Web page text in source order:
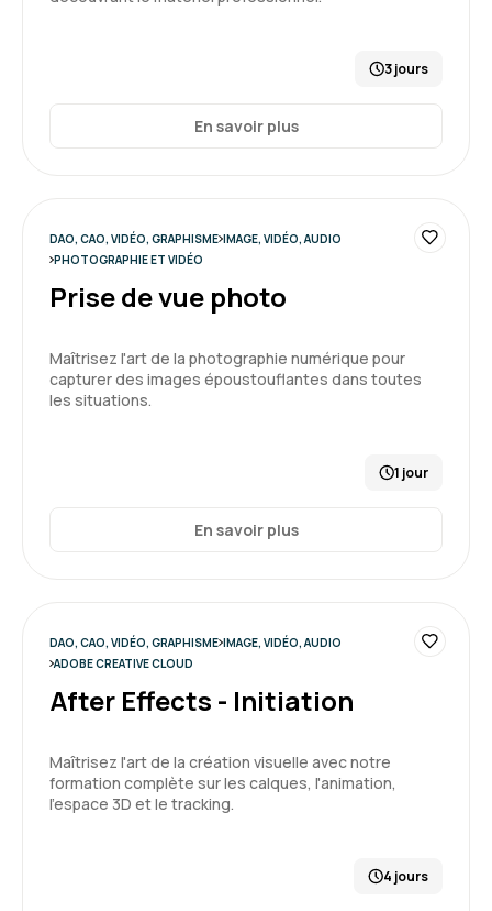
3 jours
En savoir plus
DAO, CAO, VIDÉO, GRAPHISME IMAGE, VIDÉO, AUDIO
PHOTOGRAPHIE ET VIDÉO
Prise de vue photo
Maîtrisez l'art de la photographie numérique pour
capturer des images époustouflantes dans toutes
les situations.
1 jour
En savoir plus
DAO, CAO, VIDÉO, GRAPHISME IMAGE, VIDÉO, AUDIO
ADOBE CREATIVE CLOUD
After Effects - Initiation
Maîtrisez l'art de la création visuelle avec notre
formation complète sur les calques, l'animation,
l'espace 3D et le tracking.
4 jours